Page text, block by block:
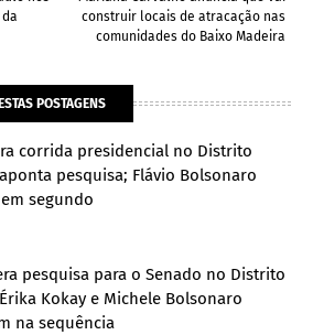
construir locais de atracação nas
comunidades do Baixo Madeira
POSTAGENS
corrida presidencial no Distrito
pesquisa; Flávio Bolsonaro
segundo
pesquisa para o Senado no Distrito
Kokay e Michele Bolsonaro
na sequência